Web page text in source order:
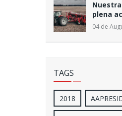
plena
04 de
TAGS
2018